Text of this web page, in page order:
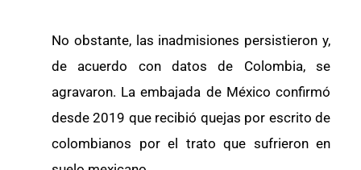
No obstante, las inadmisiones persistieron y,
de acuerdo con datos de Colombia, se
agravaron. La embajada de México confirmó
desde 2019 que recibió quejas por escrito de
colombianos por el trato que sufrieron en